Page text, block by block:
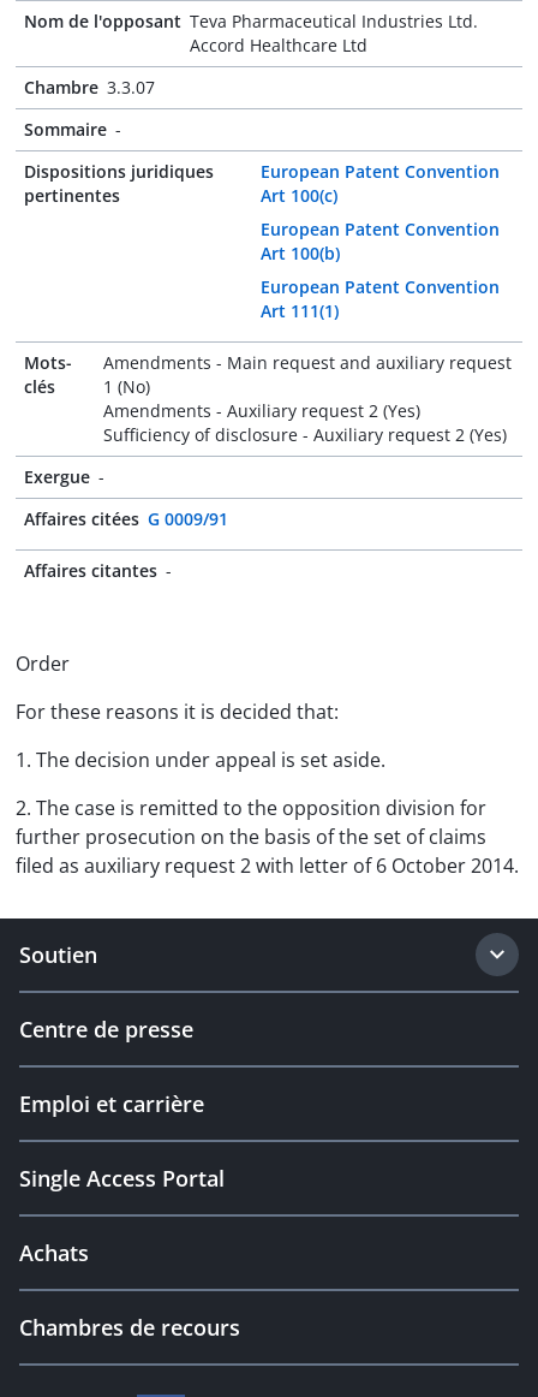
Nom de l'opposant Teva Pharmaceutical Industries Ltd.
Accord Healthcare Ltd
Chambre 3.3.07
Sommaire -
Dispositions juridiques
pertinentes
European Patent Convention
Art 100(c)
European Patent Convention
Art 100(b)
European Patent Convention
Art 111(1)
Mots-
clés
Amendments - Main request and auxiliary request
1 (No)
Amendments - Auxiliary request 2 (Yes)
Sufficiency of disclosure - Auxiliary request 2 (Yes)
Exergue -
Affaires citées G 0009/91
Affaires citantes -
Order
For these reasons it is decided that:
1. The decision under appeal is set aside.
2. The case is remitted to the opposition division for
further prosecution on the basis of the set of claims
filed as auxiliary request 2 with letter of 6 October 2014.
Soutien
Centre de presse
Emploi et carrière
Single Access Portal
Achats
Chambres de recours